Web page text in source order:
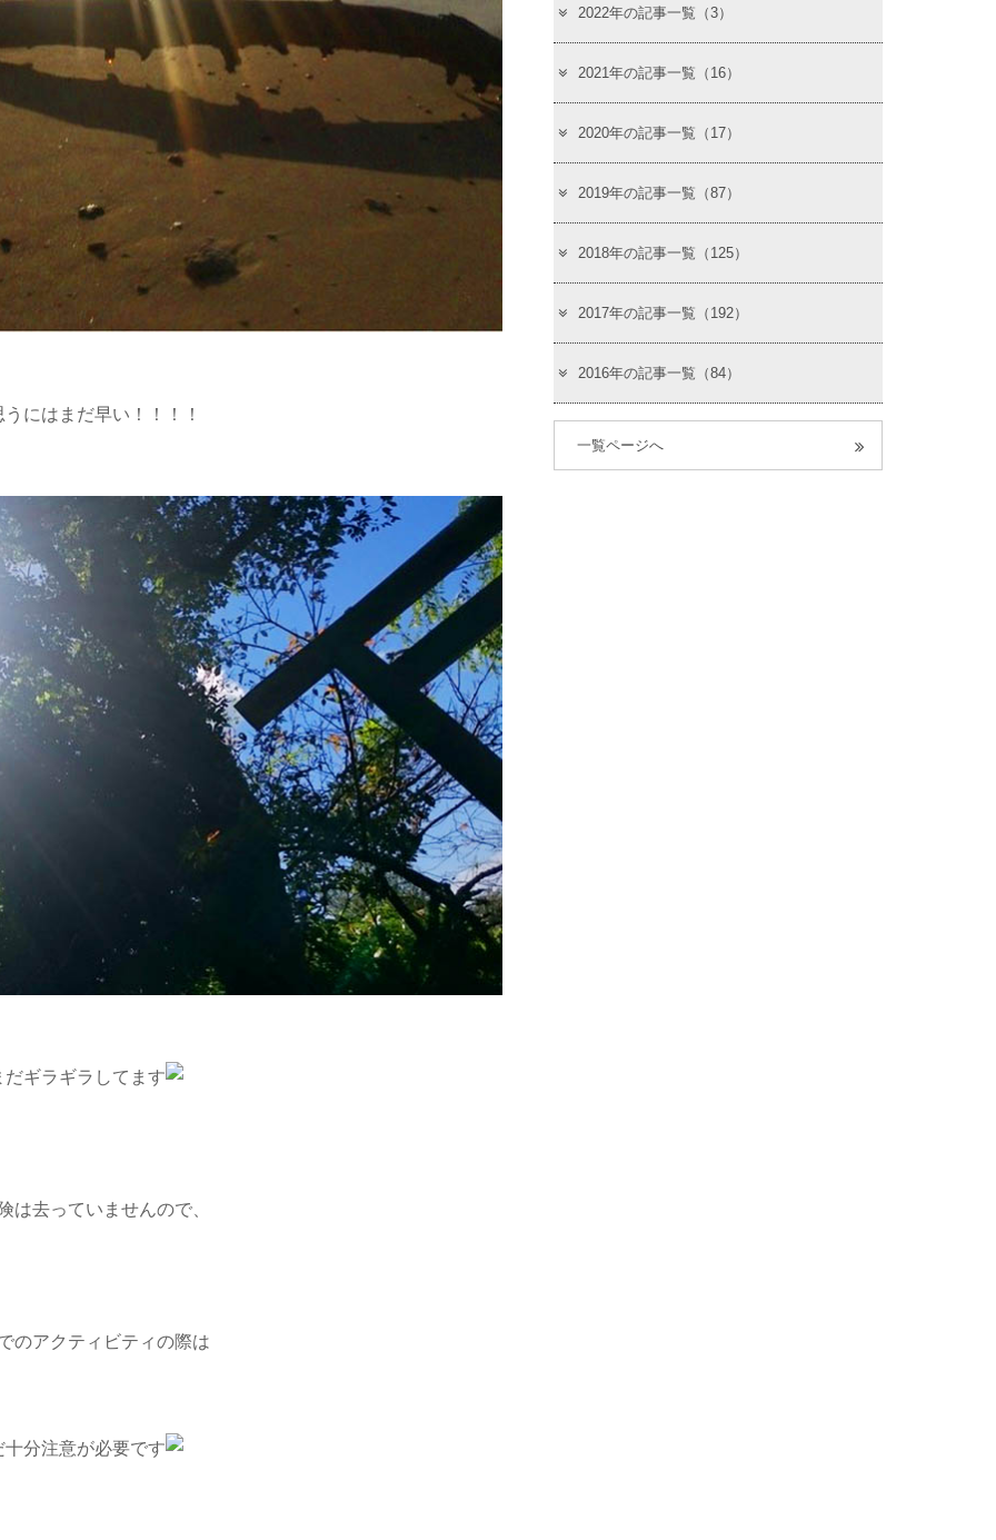
にはまだ早い！！！！
だギラギラしてます
は去っていませんので、
のアクティビティの際は
十分注意が必要です
2022年の記事一覧（3）
2021年の記事一覧（16）
2020年の記事一覧（17）
2019年の記事一覧（87）
2018年の記事一覧（125）
2017年の記事一覧（192）
2016年の記事一覧（84）
一覧ページへ